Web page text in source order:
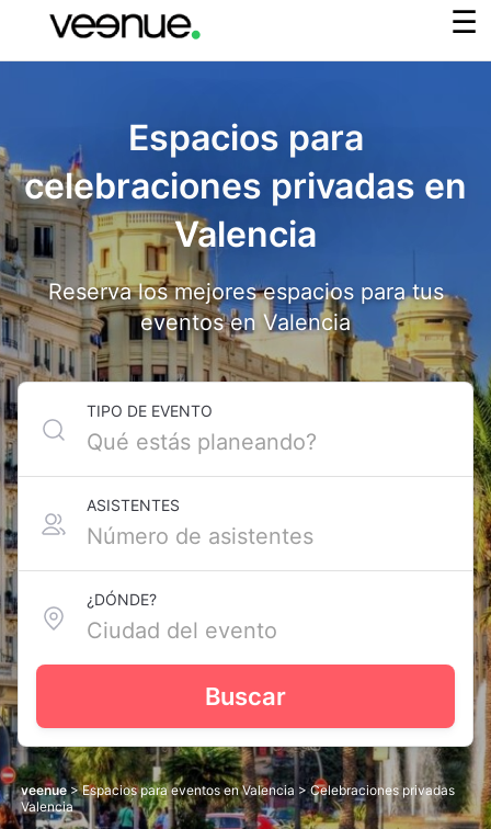
Espacios para
celebraciones privadas en
Valencia
Reserva los mejores espacios para tus
eventos en Valencia
TIPO DE EVENTO
ASISTENTES
¿DÓNDE?
Buscar
veenue>Espacios para eventos en Valencia > Celebraciones privadas
Valencia